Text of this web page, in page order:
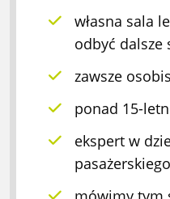
własna sala
odbyć dalsze
zawsze
ponad 15-
ekspert w
pasażerskiego